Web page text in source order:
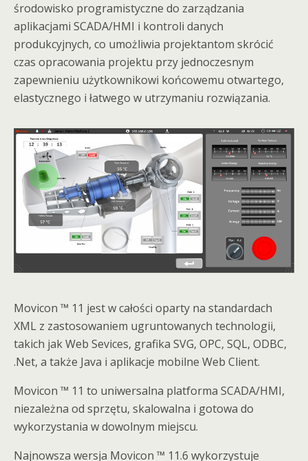
środowisko programistyczne do zarządzania
aplikacjami SCADA/HMI i kontroli danych
produkcyjnych, co umożliwia projektantom skrócić
czas opracowania projektu przy jednoczesnym
zapewnieniu użytkownikowi końcowemu otwartego,
elastycznego i łatwego w utrzymaniu rozwiązania.
Movicon ™ 11 jest w całości oparty na standardach
XML z zastosowaniem ugruntowanych technologii,
takich jak Web Sevices, grafika SVG, OPC, SQL, ODBC,
.Net, a także Java i aplikacje mobilne Web Client.
Movicon ™ 11 to uniwersalna platforma SCADA/HMI,
niezależna od sprzętu, skalowalna i gotowa do
wykorzystania w dowolnym miejscu.
Najnowsza wersja Movicon ™ 11.6 wykorzystuje